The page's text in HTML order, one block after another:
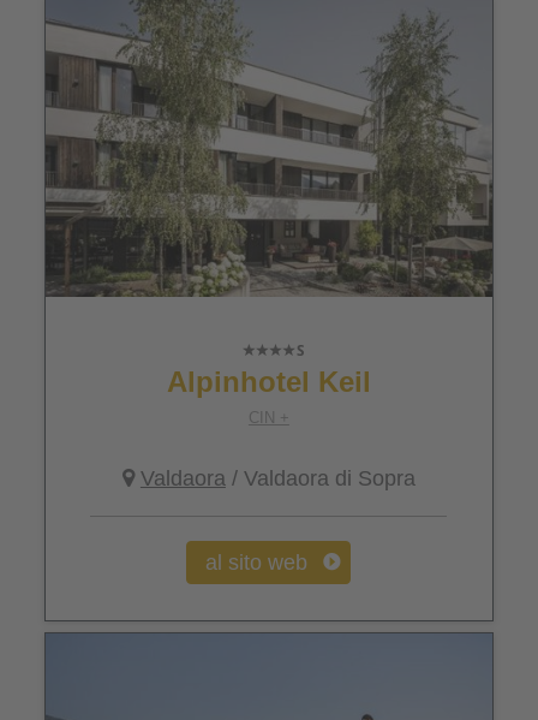
Alpinhotel Keil
CIN +
Valdaora/ Valdaora di Sopra
al sito web